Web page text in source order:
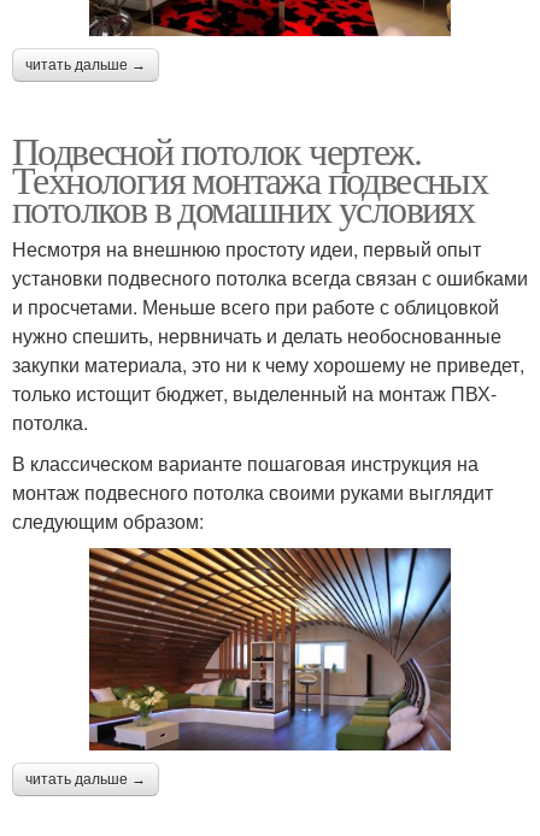
читать дальше →
Подвесной потолок чертеж.
Технология монтажа подвесных
потолков в домашних условиях
Несмотря на внешнюю простоту идеи, первый опыт
установки подвесного потолка всегда связан с ошибками
и просчетами. Меньше всего при работе с облицовкой
нужно спешить, нервничать и делать необоснованные
закупки материала, это ни к чему хорошему не приведет,
только истощит бюджет, выделенный на монтаж ПВХ-
потолка.
В классическом варианте пошаговая инструкция на
монтаж подвесного потолка своими руками выглядит
следующим образом:
читать дальше →